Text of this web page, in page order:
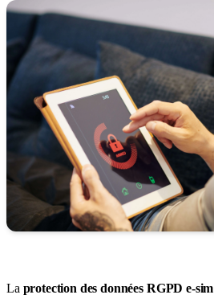
La protection des données RGPD e-sim